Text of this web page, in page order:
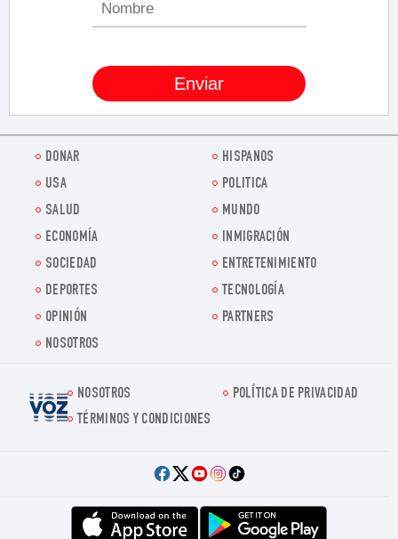
DONAR
HISPANOS
USA
POLITICA
SALUD
MUNDO
ECONOMÍA
INMIGRACIÓN
SOCIEDAD
ENTRETENIMIENTO
DEPORTES
TECNOLOGÍA
OPINIÓN
PARTNERS
NOSOTROS
Voz.us
NOSOTROS
POLÍTICA DE PRIVACIDAD
TÉRMINOS Y CONDICIONES